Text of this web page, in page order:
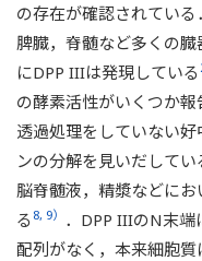
の存在が確認されている
脾臓，脊髄など多くの
にDPP IIIは発現している
の酵素活性がいくつか
透過処理をしていない
ンの分解を見いだしてい
脳脊髄液，精漿などに
る 8, 9） ．DPP IIIのN末端
配列がなく，本来細胞